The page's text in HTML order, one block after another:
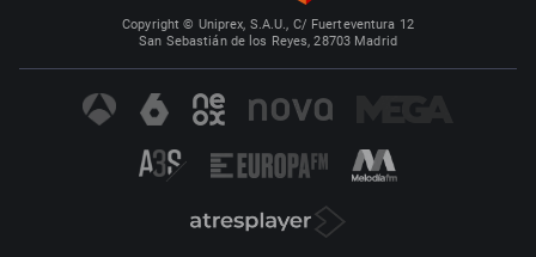
Copyright © Uniprex, S.A.U., C/ Fuerteventura 12
San Sebastián de los Reyes, 28703 Madrid